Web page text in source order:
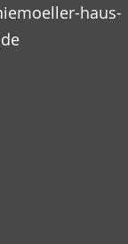
haus-